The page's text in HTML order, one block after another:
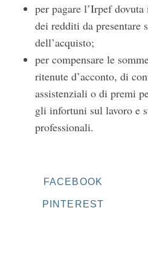
per pagare l’Irpef
dei redditi da presentare
dell’acquisto;
per compensare le
ritenute d’acconto, di
assistenziali o di premi
gli infortuni sul lavoro e
professionali.
FACEBOOK
PINTEREST